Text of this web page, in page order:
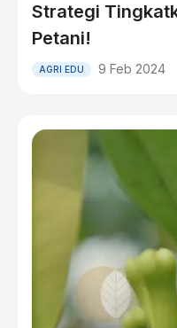
Strategi
Petani!
AGRI EDU 9 Feb 2024